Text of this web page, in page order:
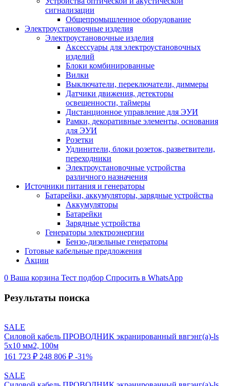
сигнализации
Общепромышленное оборудование
Электроустановочные изделия
Электроустановочные изделия
Аксессуары для электроустановочных
изделий
Блоки комбинированные
Вилки
Выключатели, переключатели, диммеры
Датчики движения, детекторы
освещенности, таймеры
Дистанционное управление для ЭУИ
Рамки, декоративные элементы, основания
для ЭУИ
Розетки
Удлинители, блоки розеток, разветвители,
переходники
Электроустановочные устройства
различного назначения
Источники питания и генераторы
Батарейки, аккумуляторы, зарядные устройства
Аккумуляторы
Батарейки
Зарядные устройства
Генераторы электроэнергии
Бензо-дизельные генераторы
Готовые кабельные предложения
Акции
0 Ваша корзина Тест подбор Спросить в WhatsApp
Результаты поиска
SALE
Силовой кабель ПРОВОДНИК экранированный ввгэнг(a)-ls
5x10 мм2, 100м
161 723 ₽ 248 806 ₽ -31%
SALE